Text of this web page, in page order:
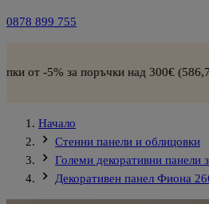
0878 899 755
над 300€ (586,75 лв) –
Начало
Стенни панели и облицовки
Големи декоративни панели
Декоративен панел Фиона